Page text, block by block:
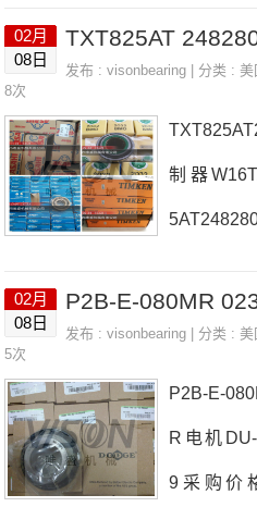
071396厂
396价格
本EASE轴
EP2B-S2-
S2-
02月
08日
发布 :visonbearing | 分类 :美
8次
制器
AT248280
格FC-E-
轴承
48280价
02月
08日
发布 :visonbearing | 分类 :美
5次
P2B-E-
R电机DU-
9采购价